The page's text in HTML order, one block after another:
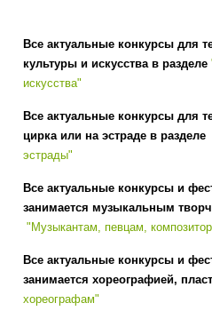
Все актуальные конкурсы для
культуры и искусства в разделе
искусства"
Все актуальные конкурсы для
цирка или на эстраде в
эстрады"
Все актуальные конкурсы и
занимается музыкальным
"Музыкантам, певцам,
Все актуальные конкурсы и
занимается хореографией,
хореографам"